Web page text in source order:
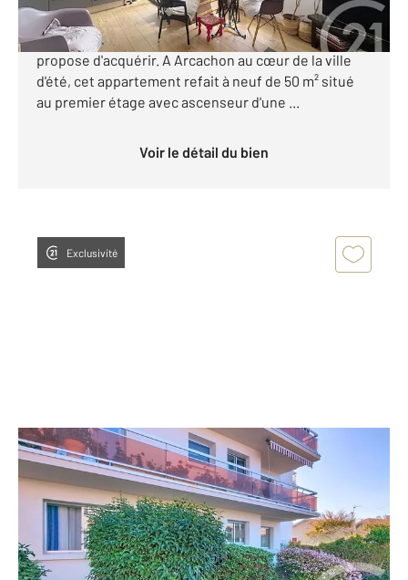
[Appartement T3 - hyper centre - plage - gare -
Parking] CENTURY 21 Duprat & Associés vous
propose d'acquérir. A Arcachon au cœur de la ville
d'été, cet appartement refait à neuf de 50 m² situé
au premier étage avec ascenseur d'une ...
Voir le détail du bien
Exclusivité
ARCACHON 33
65,45 m2, 3 pièces
Ref : 969
Appartement F3 à vendre
320 000 €